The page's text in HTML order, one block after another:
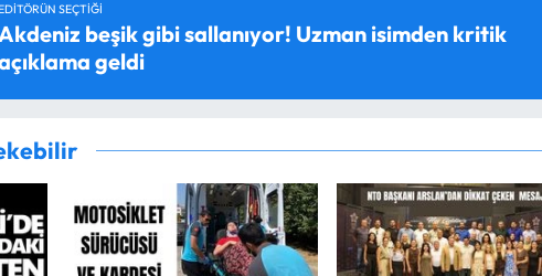
SEÇTIĞI
beşik gibi sallanıyor! Uzman isimden kritik
geldi